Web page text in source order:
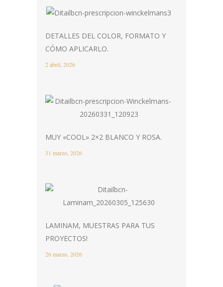
DETALLES DEL COLOR, FORMATO Y
CÓMO APLICARLO.
2 abril, 2026
MUY «COOL» 2×2 BLANCO Y ROSA.
31 marzo, 2026
LAMINAM, MUESTRAS PARA TUS
PROYECTOS!
26 marzo, 2026